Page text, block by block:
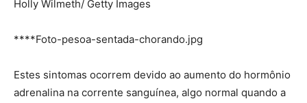
Holly Wilmeth/ Getty Images
****Foto-pesoa-sentada-chorando.jpg
Estes sintomas ocorrem devido ao aumento do hormônio
adrenalina na corrente sanguínea, algo normal quando a